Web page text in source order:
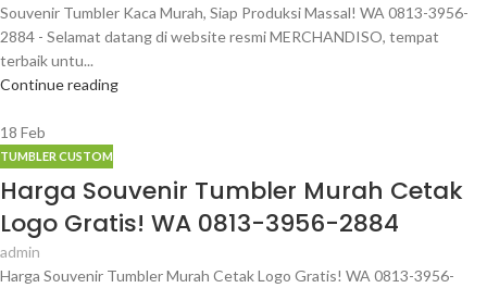
Souvenir Tumbler Kaca Murah, Siap Produksi Massal! WA 0813-3956-
2884 - Selamat datang di website resmi MERCHANDISO, tempat
terbaik untu...
Continue reading
18 Feb
TUMBLER CUSTOM
Harga Souvenir Tumbler Murah Cetak
Logo Gratis! WA 0813-3956-2884
admin
Harga Souvenir Tumbler Murah Cetak Logo Gratis! WA 0813-3956-